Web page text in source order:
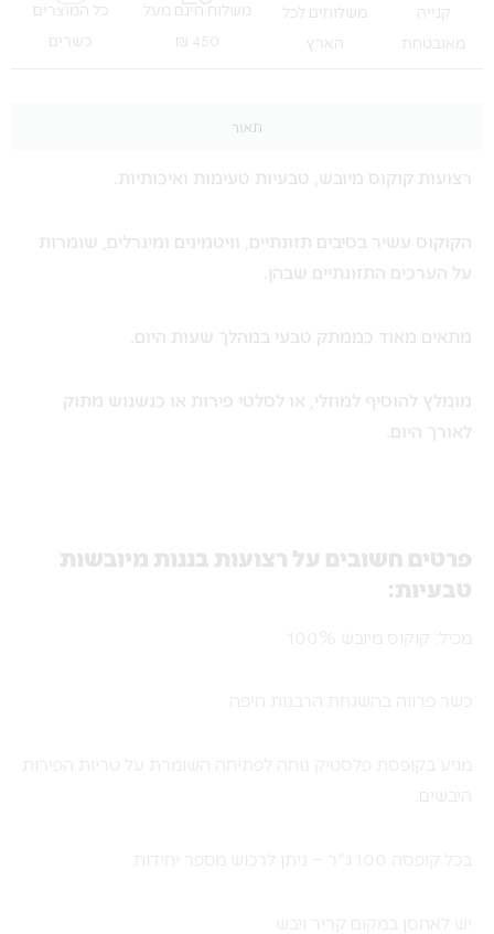
קנייה
מאובטחת
משלוחים לכל
הארץ
משלוח חינם מעל
450 ₪
כל המוצרים
כשרים
תאור
רצועות קוקוס מיובש, טבעיות טעימות ואיכותיות.
הקוקוס עשיר בסיבים תזונתיים, וויטמינים ומינרלים, שומרות
על הערכים התזונתיים שבהן.
מתאים מאוד כממתק טבעי במהלך שעות היום.
מומלץ להוסיף למוזלי, או לסלטי פירות או כנשנוש מתוק
לאורך היום.
פרטים חשובים על רצועות בננות מיובשות
טבעיות:
מכיל: קוקוס מיובש 100%
כשר פרווה בהשגחת הרבנות חיפה
מגיע בקופסת פלסטיק נוחה לפתיחה השומרת על טריות הפירות
היבשים.
בכל קופסה 100 ג"ר – ניתן לרכוש מספר יחידות
יש לאחסן במקום קריר ויבש